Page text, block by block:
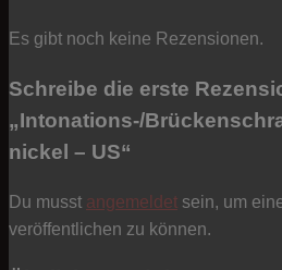
Es gibt noch keine Rezensionen.
Schreibe die erste
„Intonations-/
nickel – US“
Du musst angemeldet sein, um
veröffentlichen zu können.